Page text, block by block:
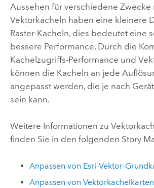
Aussehen für verschiedene Zwecke
Vektorkacheln haben eine kleinere
Raster-Kacheln, dies bedeutet eine
bessere Performance. Durch die
Kachelzugriffs-Performance und
können die Kacheln an jede
angepasst werden, die je nach
sein kann.
Weitere Informationen zu
finden Sie in den folgenden Story
Anpassen von Esri-Vektor-
Anpassen von